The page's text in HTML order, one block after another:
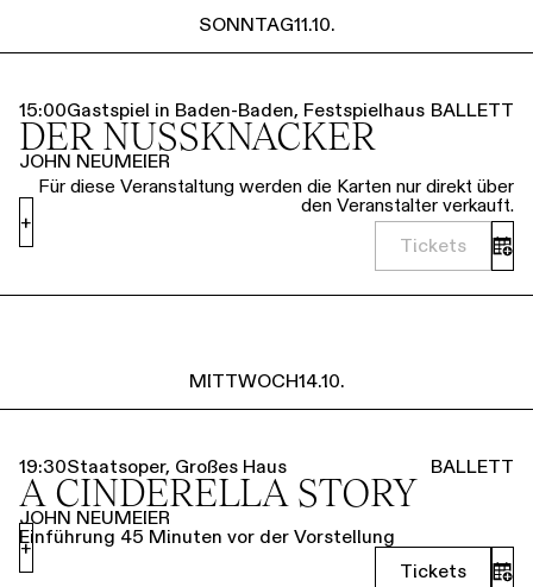
SONNTAG11.10.
15:00Gastspiel in Baden-Baden, Festspielhaus BALLETT
DER NUSSKNACKER
JOHN NEUMEIER
Für diese Veranstaltung werden die Karten nur direkt über
den Veranstalter verkauft.
Tickets
+
MITTWOCH14.10.
19:30Staatsoper, Großes Haus BALLETT
A CINDERELLA STORY
JOHN NEUMEIER
Einführung 45 Minuten vor der Vorstellung
Tickets
+